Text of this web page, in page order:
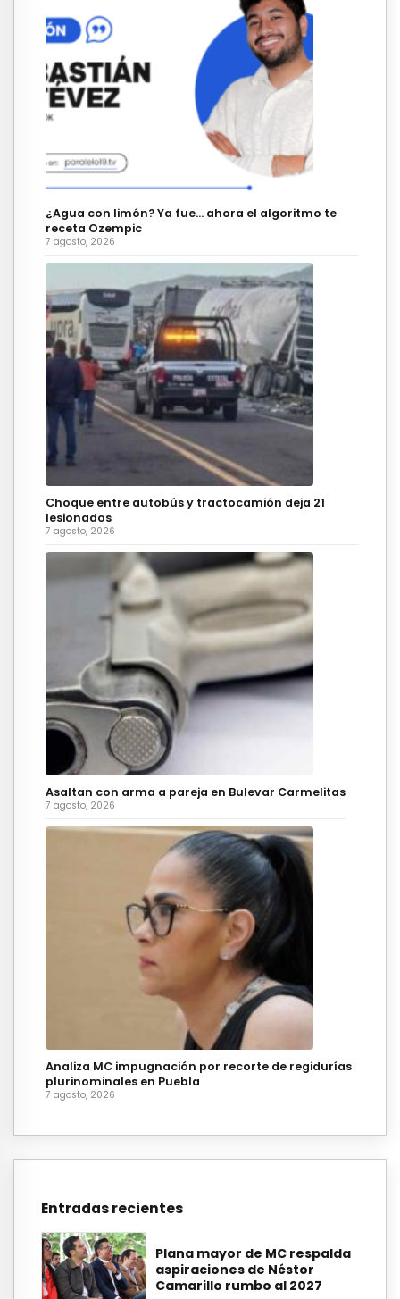
¿Agua con limón? Ya fue… ahora el algoritmo te
receta Ozempic
7 agosto, 2026
Choque entre autobús y tractocamión deja 21
lesionados
7 agosto, 2026
Asaltan con arma a pareja en Bulevar Carmelitas
7 agosto, 2026
Analiza MC impugnación por recorte de regidurías
plurinominales en Puebla
7 agosto, 2026
Entradas recientes
Plana mayor de MC respalda
aspiraciones de Néstor
Camarillo rumbo al 2027